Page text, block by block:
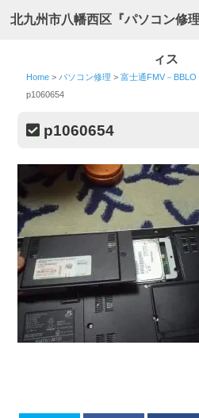
北九州市八幡西区『パソコン修
ィス
Home > パソコン修理 >富士通FMV－
p1060654
p1060654